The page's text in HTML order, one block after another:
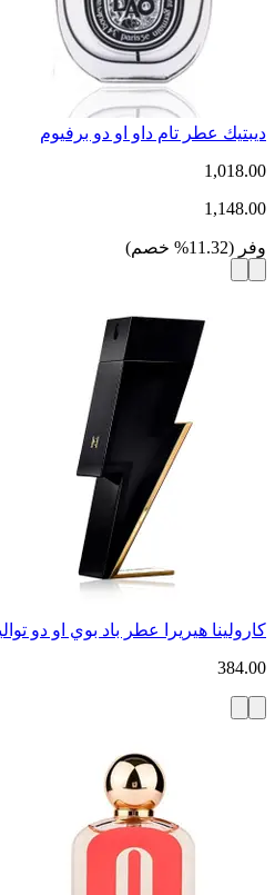
ديبتيك عطر تام داو او دو برفيوم
1,018.00
1,148.00
وفر (
11.32
% خصم)
كارولينا هيريرا عطر باد بوي او دو
384.00